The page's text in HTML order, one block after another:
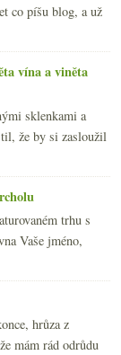
co píšu blog, a už
vína a viněta
sklenkami a
že by si zasloužil
trhu s
Vaše jméno,
hrůza z
mám rád odrůdu